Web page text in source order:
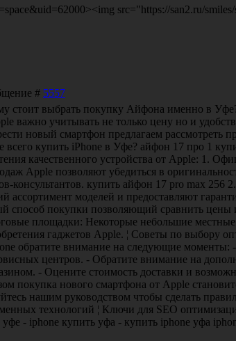
src="https://san2.ru/
# 5557
стоит выбрать покупку Айфона именно в
важно учитывать не только цену но и
новый смартфон предлагаем рассмотреть
всего купить iPhone в Уфе? айфон 17 про 1
качественного устройства от Apple: 1.
Apple позволяют убедиться в
консультантов. купить айфон 17 pro max 256
ассортимент моделей и предоставляют
способ покупки позволяющий сравнить цены
площадки: Некоторые небольшие
гаджетов Apple. ¦ Советы по выбору
обратите внимание на следующие моменты:
центров. - Обратите внимание на
- Оцените стоимость доставки и
покупка нового смартфона от Apple
нашим руководством чтобы сделать
технологий ¦ Ключи для SEO
- iphone купить уфа - купить iphone уфа